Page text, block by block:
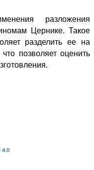
разложения
Цернике. Такое
разделить ее на
позволяет оценить
4.0